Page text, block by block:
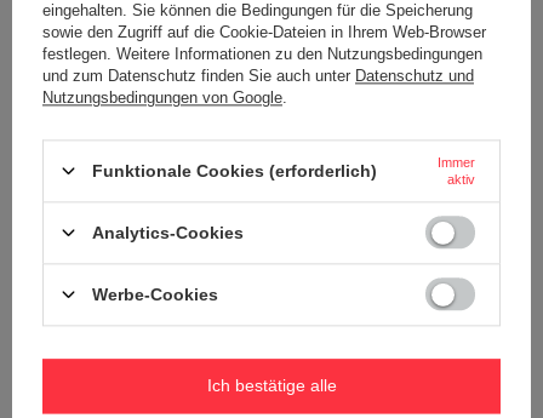
TurnNLock
Mehr
ROOBAR™-STIL
RFID
Mehr
Status
Ryanair
Amerikanische Fluglinien
KLM
eingehalten. Sie können die Bedingungen für die Speicherung
sowie den Zugriff auf die Cookie-Dateien in Ihrem Web-Browser
festlegen. Weitere Informationen zu den Nutzungsbedingungen
und zum Datenschutz finden Sie auch unter Datenschutz und
Nutzungsbedingungen von Google
Funktionale Cookies (erforderlich)
Immer
aktiv
Analytics-Cookies
Werbe-Cookies
Ich bestätige alle